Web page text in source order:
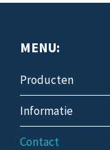
MENU:
Producten
Informatie
Contact